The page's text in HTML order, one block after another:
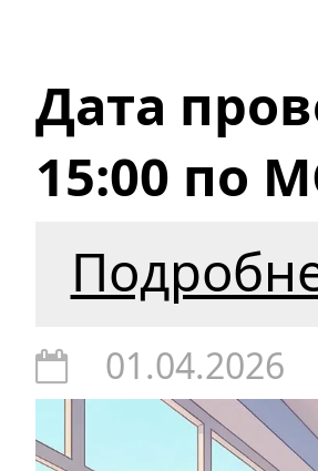
Дата
15:00 по
01.04.2026